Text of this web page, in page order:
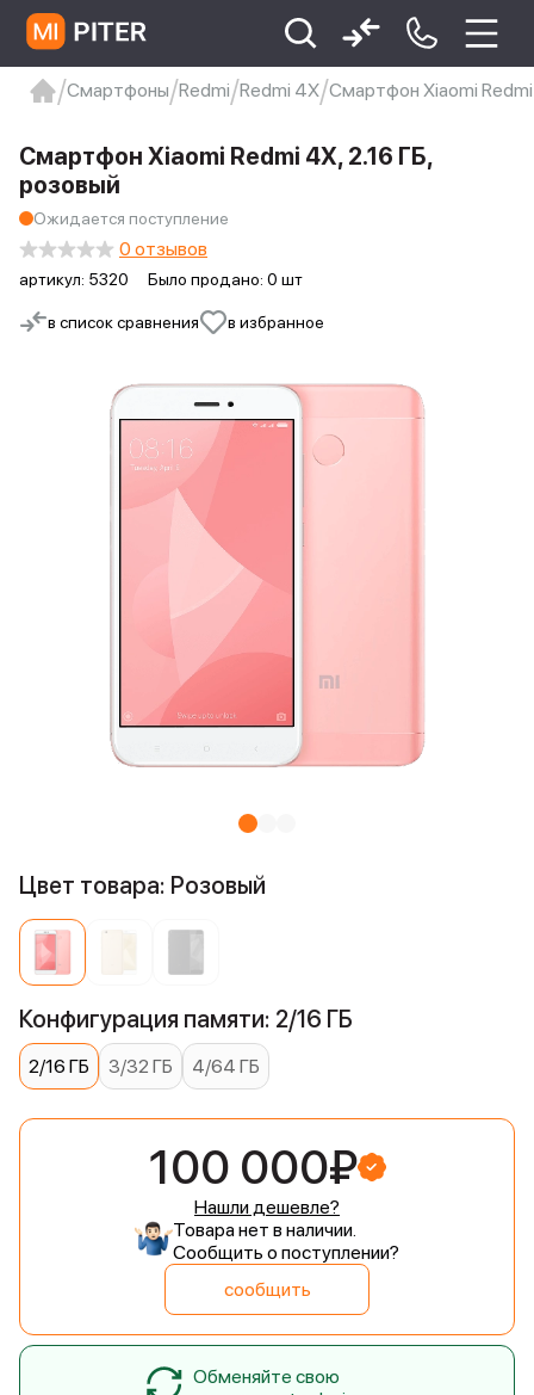
Xiaomi 9 про
xiaomi redmi 12c
Смартфоны Redmi Redmi 4X Смартфон Xiaomi
в список сравнения в избранное
Смартфон Xiaomi Redmi 4X, 2.16 ГБ,
розовый
Ожидается поступление
артикул: 5320 Было продано: 0 шт
0 отзывов
Цвет товара: Розовый
Конфигурация памяти: 2/16 ГБ
2/16 ГБ 3/32 ГБ 4/64 ГБ
100 000₽
Нашли дешевле?
Товара нет в наличии.
Сообщить о поступлении?
сообщить
Обменяйте свою